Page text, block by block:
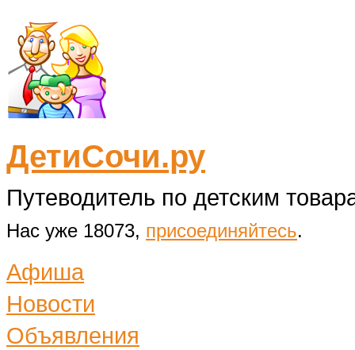
ДетиСочи.ру
Путеводитель по детским
Нас уже 18073, присоединяйтесь.
Афиша
Новости
Объявления